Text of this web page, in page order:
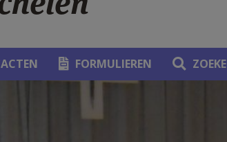
FORMULIEREN